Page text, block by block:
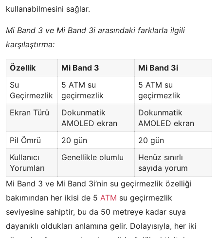
kullanabilmesini sağlar.
Mi Band 3 ve Mi Band 3i arasındaki farklarla ilgili
karşılaştırma:
Özellik Mi Band 3
Mi Band 3i
Su
Geçirmezlik
5 ATM su
geçirmezlik
5 ATM su
geçirmezlik
Ekran Türü
Dokunmatik
AMOLED ekran
Dokunmatik
AMOLED ekran
Pil Ömrü
20 gün
20 gün
Kullanıcı
Yorumları
Genellikle olumlu
Henüz sınırlı
sayıda yorum
Mi Band 3 ve Mi Band 3i’nin su geçirmezlik özelliği
bakımından her ikisi de 5 ATM su geçirmezlik
seviyesine sahiptir, bu da 50 metreye kadar suya
dayanıklı oldukları anlamına gelir. Dolayısıyla, her iki